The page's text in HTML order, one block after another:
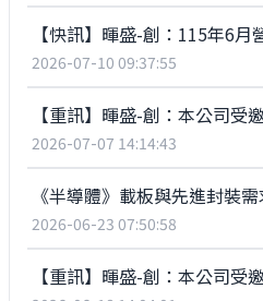
2026-07-10 09:37:55
2026-07-07 14:14:43
2026-06-23 07:50:58